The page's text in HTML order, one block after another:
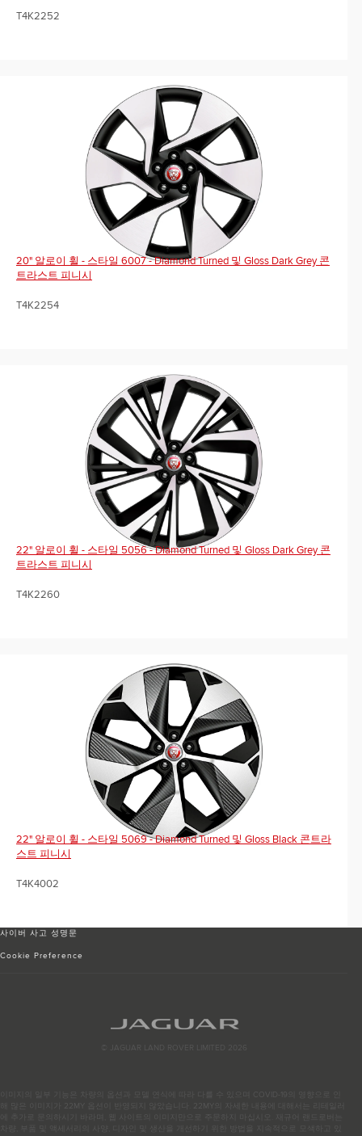
T4K2252
20" 알로이 휠 - 스타일 6007 - Diamond Turned 및 Gloss Dark Grey 콘
트라스트 피니시
T4K2254
22" 알로이 휠 - 스타일 5056 - Diamond Turned 및 Gloss Dark Grey 콘
트라스트 피니시
T4K2260
22" 알로이 휠 - 스타일 5069 - Diamond Turned 및 Gloss Black 콘트라
스트 피니시
T4K4002
사이버 사고 성명문
Cookie Preference
© JAGUAR LAND ROVER LIMITED 2026
이미지의 일부 기능은 차량의 옵션과 모델 연식에 따라 다를 수 있으며 COVID-19의 영향으로 인
해 많은 이미지가 22MY 옵션이 반영되지 않았습니다. 22MY의 자세한 내용에 대해서는 리테일러
차량, 부품 및 액세서리의 사양, 디자인 및 생산을 개선하기 위한 방법을 지속적으로 모색하고 있